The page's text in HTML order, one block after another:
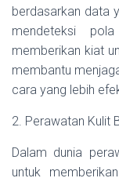
berdasarkan data
mendeteksi
memberikan kiat
membantu
cara yang lebih
2. Perawatan Kulit
Dalam dunia
untuk